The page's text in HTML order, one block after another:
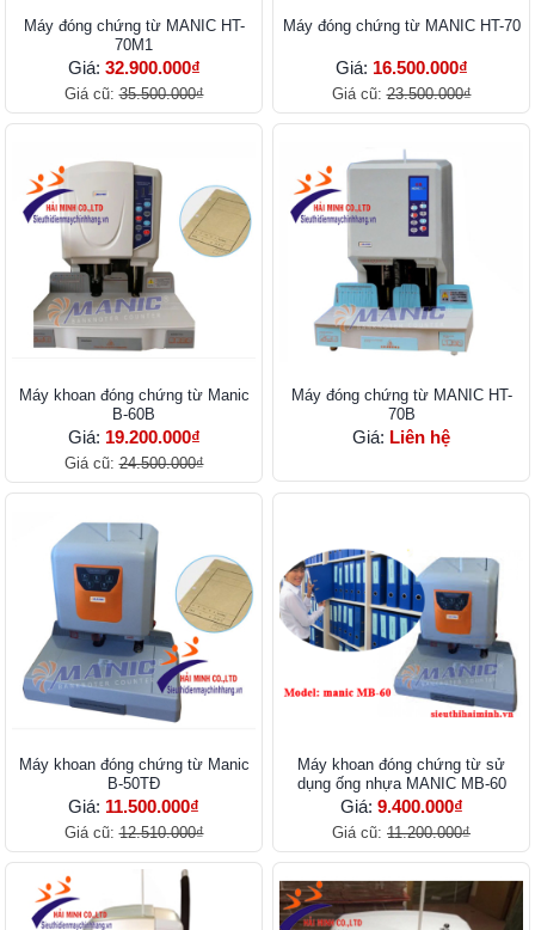
Máy đóng chứng từ MANIC HT-
70M1
Giá: 32.900.000₫
Giá cũ:35.500.000₫
Máy đóng chứng từ MANIC HT-70
Giá: 16.500.000₫
Giá cũ:23.500.000₫
Máy khoan đóng chứng từ Manic
B-60B
Giá: 19.200.000₫
Giá cũ:24.500.000₫
Máy đóng chứng từ MANIC HT-
70B
Giá: Liên hệ
Máy khoan đóng chứng từ Manic
B-50TĐ
Giá: 11.500.000₫
Giá cũ:12.510.000₫
Máy khoan đóng chứng từ sử
dụng ống nhựa MANIC MB-60
Giá: 9.400.000₫
Giá cũ: 11.200.000₫